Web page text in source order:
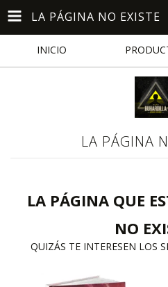
LA PÁGINA NO EXISTE
INICIO
LA PÁGINA
LA PÁGINA QUE
NO
QUIZÁS TE INTERESEN LOS